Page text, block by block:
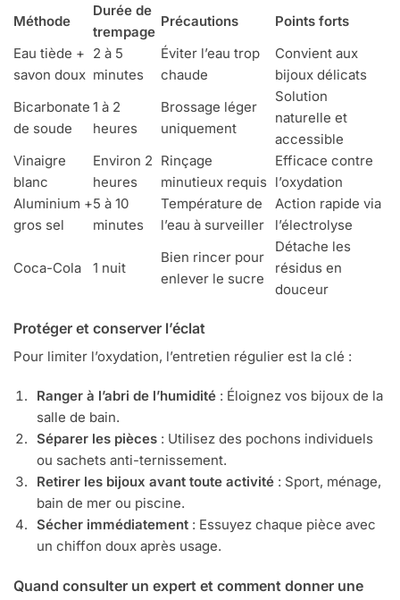
Méthode
Durée de
trempage
Précautions
Points forts
Eau tiède +
savon doux
2 à 5
minutes
Éviter l’eau trop
chaude
Convient aux
bijoux délicats
Bicarbonate
de soude
1 à 2
heures
Brossage léger
uniquement
Solution
naturelle et
accessible
Vinaigre
blanc
Environ 2
heures
Rinçage
minutieux requis
Efficace contre
l’oxydation
Aluminium +
gros sel
5 à 10
minutes
Température de
l’eau à surveiller
Action rapide via
l’électrolyse
Coca-Cola 1 nuit
Bien rincer pour
enlever le sucre
Détache les
résidus en
douceur
Protéger et conserver l’éclat
Pour limiter l’oxydation, l’entretien régulier est la clé :
Ranger à l’abri de l’humidité : Éloignez vos bijoux de la
salle de bain.
Séparer les pièces : Utilisez des pochons individuels
ou sachets anti-ternissement.
Retirer les bijoux avant toute activité : Sport, ménage,
bain de mer ou piscine.
Sécher immédiatement : Essuyez chaque pièce avec
un chiffon doux après usage.
Quand consulter un expert et comment donner une